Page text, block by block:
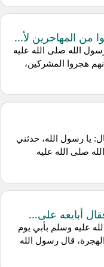
من المهاجرين لأ...
الله صلى الله عليه
هجروا المشركين،
يا رسول الله، حدثني
صلى الله عليه
أبايعه على...
عليه وسلم بأبي يوم
قال رسول الله